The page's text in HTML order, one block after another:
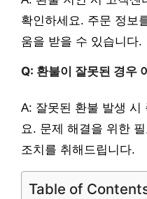
확인하세요. 주문 정보
움을 받을 수 있습니다.
Q: 환불이 잘못된 경우
A: 잘못된 환불 발생 시
요. 문제 해결을 위한
조치를 취해드립니다.
Table of